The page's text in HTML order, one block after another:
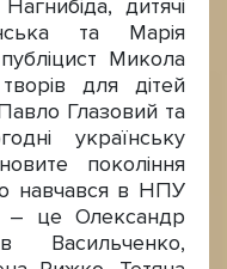
дитячі
та Марія
Микола
для дітей
Глазовий та
українську
покоління
навчався в НПУ
– це Олександр
Васильченко,